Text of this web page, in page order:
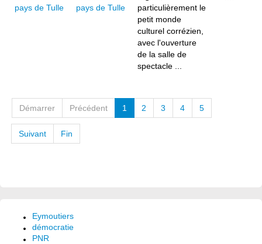
pays de Tulle
particulièrement le
petit monde
culturel corrézien,
avec l'ouverture
de la salle de
spectacle ...
Démarrer Précédent 1 2 3 4 5
Suivant Fin
Eymoutiers
démocratie
PNR